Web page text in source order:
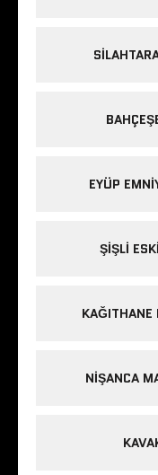
EYÜP
ŞIŞLI
KAĞITHANE
NIŞANCA